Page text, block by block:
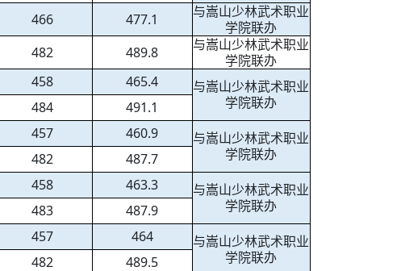
466 477.1
与嵩山少林武术职业
学院联办
482 489.8
与嵩山少林武术职业
学院联办
458 465.4
与嵩山少林武术职业
学院联办
484 491.1
457 460.9
与嵩山少林武术职业
学院联办
482 487.7
458 463.3
与嵩山少林武术职业
学院联办
483 487.9
457 464
与嵩山少林武术职业
学院联办
482 489.5